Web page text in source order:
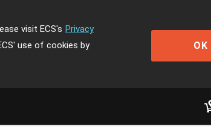
visit ECS's Privacy
use of cookies by
OK